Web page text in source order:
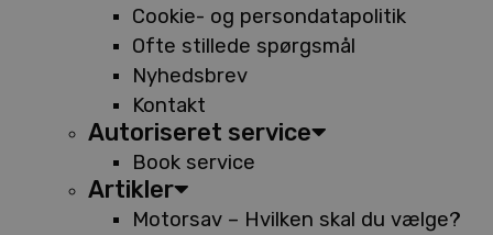
Cookie- og persondatapolitik
Ofte stillede spørgsmål
Nyhedsbrev
Kontakt
Autoriseret service
Book service
Artikler
Motorsav – Hvilken skal du vælge?